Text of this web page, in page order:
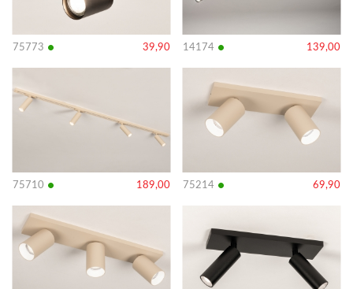
75773 • 39,90 14174 • 139,00
75710 • 189,00
Bekijk
75214 • 69,90
Bekijk
Bekijk
details